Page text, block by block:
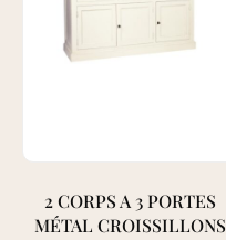
2 CORPS A 3 PORTES
MÉTAL CROISSILLONS